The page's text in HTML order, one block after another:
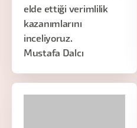
elde ettiği verimlilik
kazanımlarını
inceliyoruz.
Mustafa Dalcı